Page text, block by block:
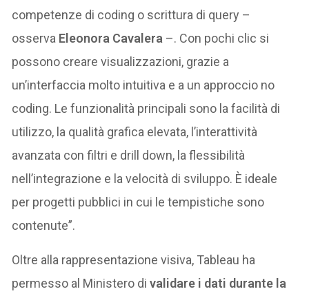
competenze di coding o scrittura di query –
osserva Eleonora Cavalera –. Con pochi clic si
possono creare visualizzazioni, grazie a
un’interfaccia molto intuitiva e a un approccio no
coding. Le funzionalità principali sono la facilità di
utilizzo, la qualità grafica elevata, l’interattività
avanzata con filtri e drill down, la flessibilità
nell’integrazione e la velocità di sviluppo. È ideale
per progetti pubblici in cui le tempistiche sono
contenute”.
Oltre alla rappresentazione visiva, Tableau ha
permesso al Ministero divalidare i dati durante la